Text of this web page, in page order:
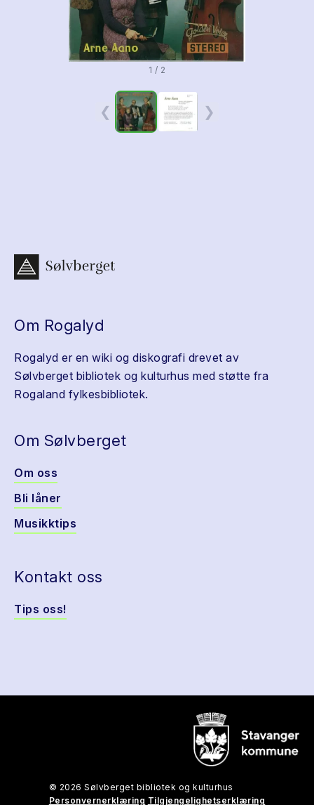
1 / 2
❮ ❯
Om Rogalyd
Rogalyd er en wiki og diskografi drevet av
Sølvberget bibliotek og kulturhus med støtte fra
Rogaland fylkesbibliotek.
Om Sølvberget
Om oss
Bli låner
Musikktips
Kontakt oss
Tips oss!
© 2026 Sølvberget bibliotek og kulturhus
Personvernerklæring Tilgjengelighetserklæring